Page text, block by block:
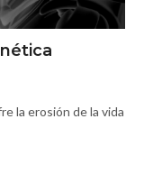
la erosión de la vida